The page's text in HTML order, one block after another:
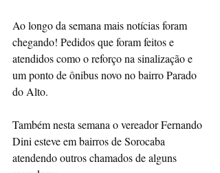
Ao longo da semana mais notícias foram
chegando! Pedidos que foram feitos e
atendidos como o reforço na sinalização e
um ponto de ônibus novo no bairro Parado
do Alto.
Também nesta semana o vereador Fernando
Dini esteve em bairros de Sorocaba
atendendo outros chamados de alguns